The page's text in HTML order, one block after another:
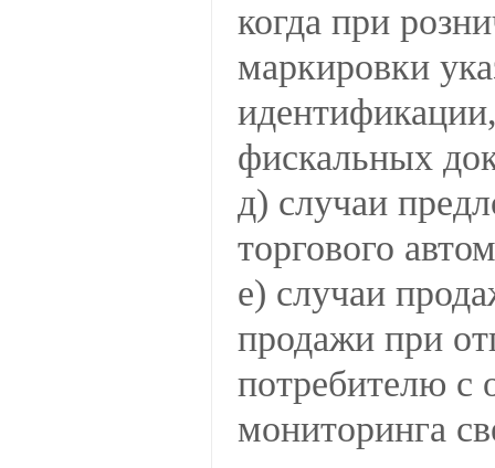
когда при
маркировки
фискальных
д) случаи
торгового
е) случаи
продажи при
потребителю с
мониторинга